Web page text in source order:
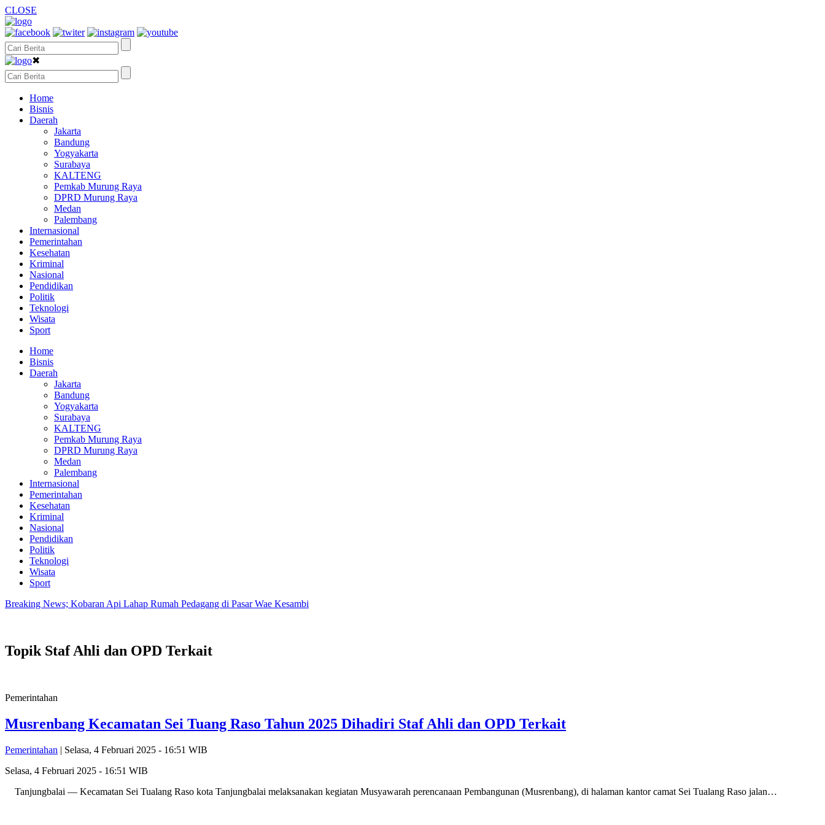
CLOSE
✖
Home
Bisnis
Daerah
Jakarta
Bandung
Yogyakarta
Surabaya
KALTENG
Pemkab Murung Raya
DPRD Murung Raya
Medan
Palembang
Internasional
Pemerintahan
Kesehatan
Kriminal
Nasional
Pendidikan
Politik
Teknologi
Wisata
Sport
Home
Bisnis
Daerah
Jakarta
Bandung
Yogyakarta
Surabaya
KALTENG
Pemkab Murung Raya
DPRD Murung Raya
Medan
Palembang
Internasional
Pemerintahan
Kesehatan
Kriminal
Nasional
Pendidikan
Politik
Teknologi
Wisata
Sport
Breaking News; Kobaran Api Lahap Rumah Pedagang di Pasar Wae Kesambi
Topik Staf Ahli dan OPD Terkait
Pemerintahan
Musrenbang Kecamatan Sei Tuang Raso Tahun 2025 Dihadiri Staf Ahli dan OPD Terkait
Pemerintahan | Selasa, 4 Februari 2025 - 16:51 WIB
Selasa, 4 Februari 2025 - 16:51 WIB
Tanjungbalai — Kecamatan Sei Tualang Raso kota Tanjungbalai melaksanakan kegiatan Musyawarah perencanaan Pembangunan (Musrenbang), di halaman kantor camat Sei Tualang Raso jalan…